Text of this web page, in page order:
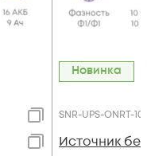
Новинка
SNR-UPS-ONRT-
Источник